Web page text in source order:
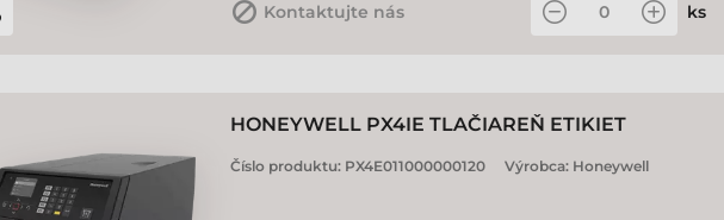
Kontaktujte nás ks
HONEYWELL PX4IE TLAČIAREŇ ETIKIET
Číslo produktu: PX4E011000000120 Výrobca: Honeywell